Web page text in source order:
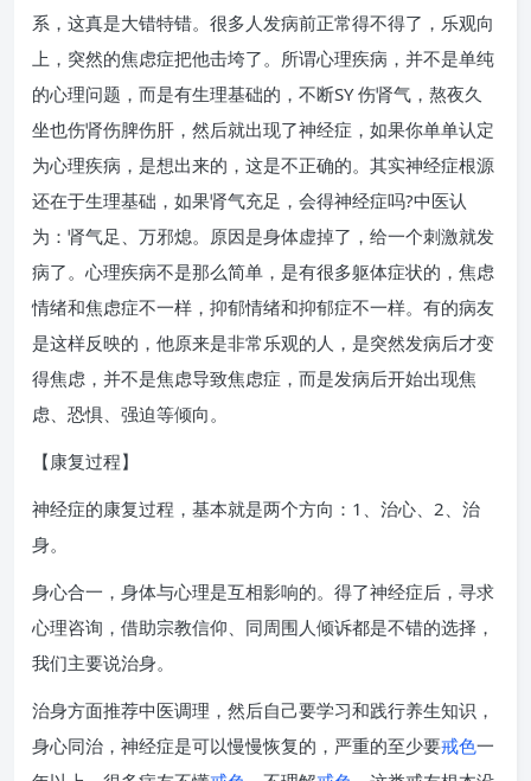
系，这真是大错特错。很多人发病前正常得不得了，乐观向
上，突然的焦虑症把他击垮了。所谓心理疾病，并不是单纯
的心理问题，而是有生理基础的，不断SY 伤肾气，熬夜久
坐也伤肾伤脾伤肝，然后就出现了神经症，如果你单单认定
为心理疾病，是想出来的，这是不正确的。其实神经症根源
还在于生理基础，如果肾气充足，会得神经症吗?中医认
为：肾气足、万邪熄。原因是身体虚掉了，给一个刺激就发
病了。心理疾病不是那么简单，是有很多躯体症状的，焦虑
情绪和焦虑症不一样，抑郁情绪和抑郁症不一样。有的病友
是这样反映的，他原来是非常乐观的人，是突然发病后才变
得焦虑，并不是焦虑导致焦虑症，而是发病后开始出现焦
虑、恐惧、强迫等倾向。
【康复过程】
神经症的康复过程，基本就是两个方向：1、治心、2、治
身。
身心合一，身体与心理是互相影响的。得了神经症后，寻求
心理咨询，借助宗教信仰、同周围人倾诉都是不错的选择，
我们主要说治身。
治身方面推荐中医调理，然后自己要学习和践行养生知识，
身心同治，神经症是可以慢慢恢复的，严重的至少要戒色一